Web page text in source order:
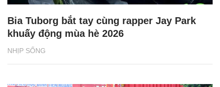
NHỊP SỐNG
Bia Tuborg bắt tay cùng rapper Jay Park
khuấy động mùa hè 2026